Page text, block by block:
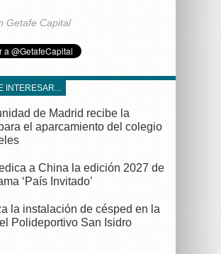
Getafe Capital
INTERESAR...
de Madrid recibe la
el aparcamiento del colegio
a China la edición 2027 de
‘País Invitado’
la instalación de césped en la
Polideportivo San Isidro